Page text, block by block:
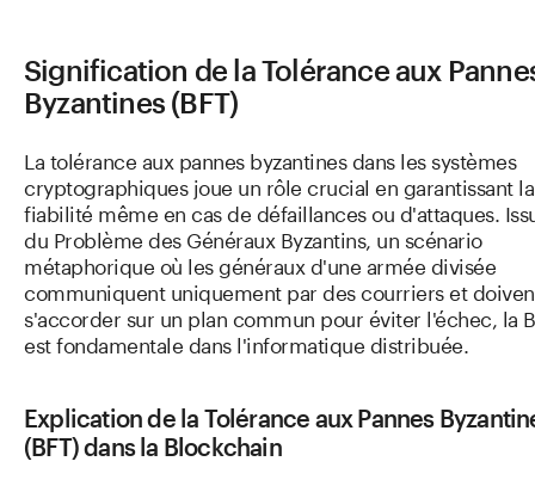
Signification de la Tolérance aux
Byzantines (BFT)
La tolérance aux pannes byzantines dans les systèmes
cryptographiques joue un rôle crucial en garantissant la
fiabilité même en cas de défaillances ou d'attaques.
du Problème des Généraux Byzantins, un scénario
métaphorique où les généraux d'une armée divisée
communiquent uniquement par des courriers et
s'accorder sur un plan commun pour éviter l'échec, la
est fondamentale dans l'informatique distribuée.
Explication de la Tolérance aux Pannes
(BFT) dans la Blockchain